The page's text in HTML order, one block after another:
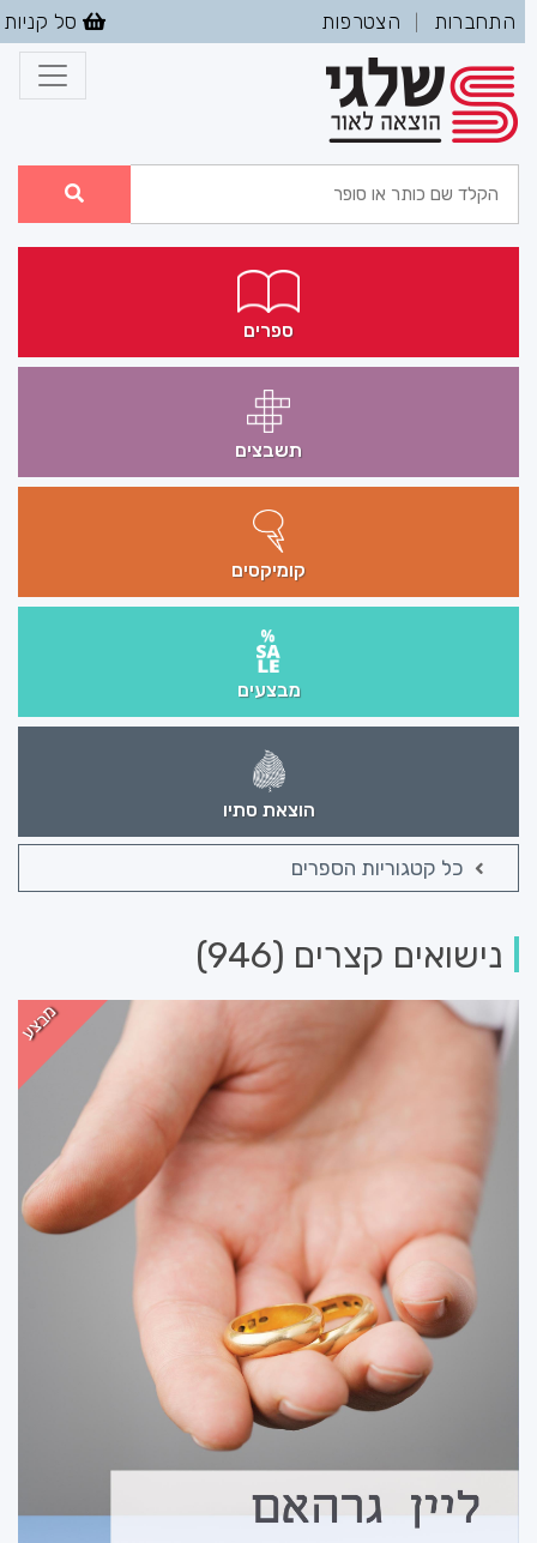
התחברות הצטרפות סל קניות
ספרים
תשבצים
קומיקסים
מבצעים
הוצאת סתיו
כל קטגוריות הספרים
נישואים קצרים (946)
מבצע